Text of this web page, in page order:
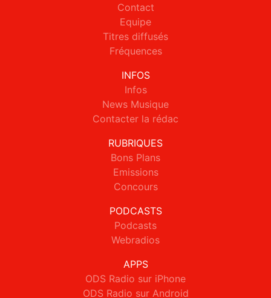
Contact
Equipe
Titres diffusés
Fréquences
INFOS
Infos
News Musique
Contacter la rédac
RUBRIQUES
Bons Plans
Emissions
Concours
PODCASTS
Podcasts
Webradios
APPS
ODS Radio sur iPhone
ODS Radio sur Android